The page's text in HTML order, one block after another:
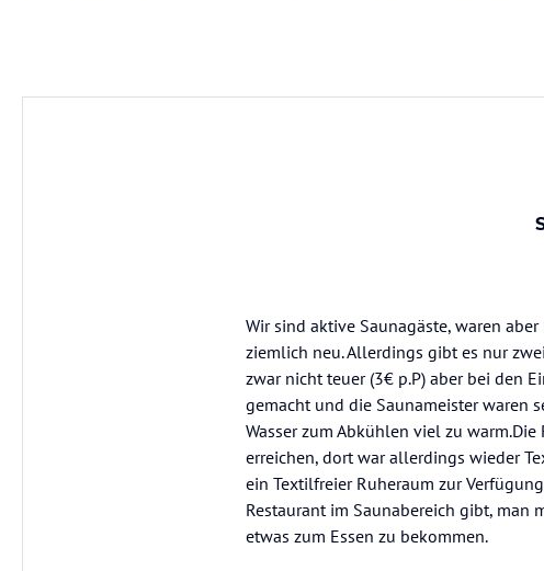
Wir sind aktive Saunagäste, waren
ziemlich neu. Allerdings gibt es nur
zwar nicht teuer (3€ p.P) aber bei den
gemacht und die Saunameister waren
Wasser zum Abkühlen viel zu
erreichen, dort war allerdings wieder
ein Textilfreier Ruheraum zur
Restaurant im Saunabereich gibt, man
etwas zum Essen zu bekommen.